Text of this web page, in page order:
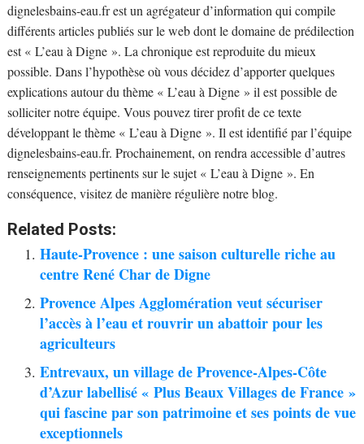
dignelesbains-eau.fr est un agrégateur d’information qui compile
différents articles publiés sur le web dont le domaine de prédilection
est « L’eau à Digne ». La chronique est reproduite du mieux
possible. Dans l’hypothèse où vous décidez d’apporter quelques
explications autour du thème « L’eau à Digne » il est possible de
solliciter notre équipe. Vous pouvez tirer profit de ce texte
développant le thème « L’eau à Digne ». Il est identifié par l’équipe
dignelesbains-eau.fr. Prochainement, on rendra accessible d’autres
renseignements pertinents sur le sujet « L’eau à Digne ». En
conséquence, visitez de manière régulière notre blog.
Related Posts:
Haute-Provence : une saison culturelle riche au
centre René Char de Digne
Provence Alpes Agglomération veut sécuriser
l’accès à l’eau et rouvrir un abattoir pour les
agriculteurs
Entrevaux, un village de Provence-Alpes-Côte
d’Azur labellisé « Plus Beaux Villages de France »
qui fascine par son patrimoine et ses points de vue
exceptionnels